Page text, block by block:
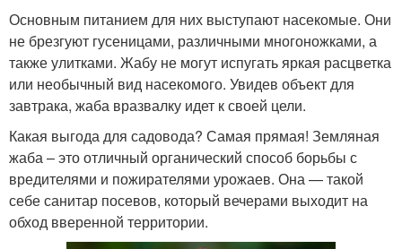
Основным питанием для них выступают насекомые. Они
не брезгуют гусеницами, различными многоножками, а
также улитками. Жабу не могут испугать яркая расцветка
или необычный вид насекомого. Увидев объект для
завтрака, жаба вразвалку идет к своей цели.
Какая выгода для садовода? Самая прямая! Земляная
жаба – это отличный органический способ борьбы с
вредителями и пожирателями урожаев. Она — такой
себе санитар посевов, который вечерами выходит на
обход вверенной территории.